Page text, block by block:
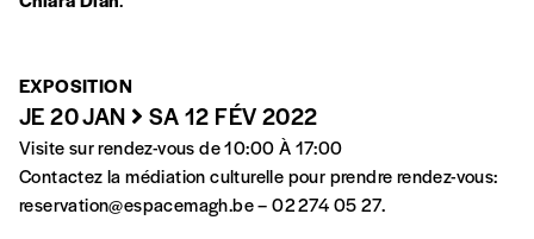
Vous renseignez vos coordonnées.
Vous versez le montant de votre choix sur le
compte
IBAN BE34 0010 7305
2190avec en communication le numéro de
la commande renseigné dans le mail de
confirmation et la mention “participation
EXPOSITION
JE 20 JAN SA 12 FÉV 2022
Visite sur rendez-vous de 10:00 À 17:00
Contactez la médiation culturelle pour prendre rendez-vous:
reservation@espacemagh.be– 02 274 05 27.